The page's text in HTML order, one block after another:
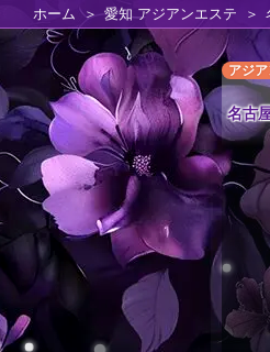
ホーム 愛知 アジアンエステ
アジ
名古